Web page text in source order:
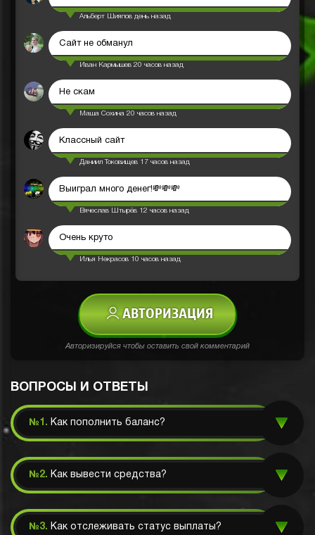
Альберт Шияпов день назад
Сайт не обманул
Иван Кармышев 20 часов назад
Не скам
Маша Сохина 20 часов назад
Классный сайт
Даниил Токовищев 17 часов назад
Выиграл много денег!💸💸💸
Вячеслав Штырёв 12 часов назад
Очень круто
Илья Некрасов 10 часов назад
АВТОРИЗАЦИЯ
Авторизируйся чтобы оставить свой комментарий
ВОПРОСЫ И ОТВЕТЫ
№1. Как пополнить баланс?
№2. Как вывести средства?
№3. Как отслеживать статус выплаты?